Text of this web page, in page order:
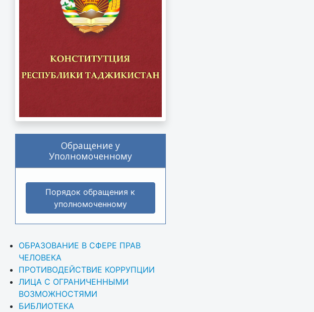
Обращение у
Уполномоченному
Порядок обращения к
уполномоченному
ОБРАЗОВАНИЕ В СФЕРЕ ПРАВ
ЧЕЛОВЕКА
ПРОТИВОДЕЙСТВИЕ КОРРУПЦИИ
ЛИЦА С ОГРАНИЧЕННЫМИ
ВОЗМОЖНОСТЯМИ
БИБЛИОТЕКА